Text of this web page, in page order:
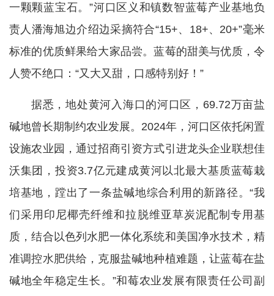
一颗颗蓝宝石。”河口区义和镇数智蓝莓产业基地负
责人潘海旭边介绍边采摘符合“15+、18+、20+”毫米
标准的优质鲜果给大家品尝。蓝莓的甜美与优质，令
人赞不绝口：“又大又甜，口感特别好！”
据悉，地处黄河入海口的河口区，69.72万亩盐
碱地曾长期制约农业发展。2024年，河口区依托闲置
设施农业园，通过招商引资方式引进龙头企业联想佳
沃集团，投资3.7亿元建成黄河以北最大基质蓝莓栽
培基地，蹚出了一条盐碱地综合利用的新路径。“我
们采用印尼椰壳纤维和拉脱维亚草炭泥配制专用基
质，结合以色列水肥一体化系统和美国净水技术，精
准调控水肥供给，克服盐碱地种植难题，让蓝莓在盐
碱地全年稳定生长。”和莓农业发展有限责任公司副